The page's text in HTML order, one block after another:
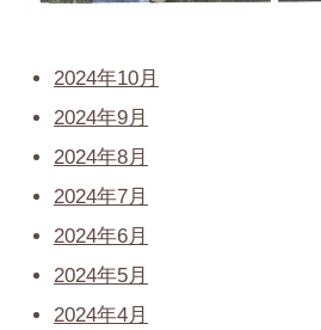
2024年10月
2024年9月
2024年8月
2024年7月
2024年6月
2024年5月
2024年4月